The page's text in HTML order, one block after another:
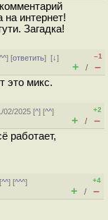
на интернет!
Загадка!
] [ответить][↓]
–1
+ / –
это микс.
02/2025 [^] [^^]
+2
+ / –
работает,
^^] [^^^]
+4
+ / –